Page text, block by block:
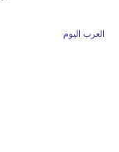
العرب اليوم